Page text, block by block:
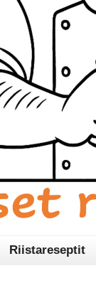
Riistareseptit